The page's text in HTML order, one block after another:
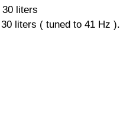
30 liters
liters ( tuned to 41 Hz ).